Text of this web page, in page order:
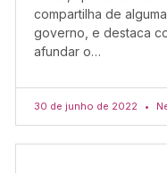
compartilha de
governo, e destaca
afundar o…
30 de junho de 2022